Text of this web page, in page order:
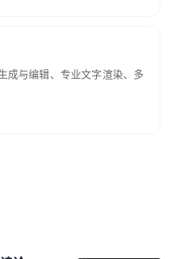
成与编辑、专业文字渲染、多